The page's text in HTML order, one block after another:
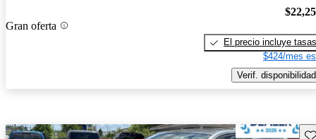
Gran oferta
El precio incluye tasas
$424/mes
Verif. disponibilidad